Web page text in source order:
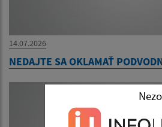
14.07.2026
NEDAJTE SA OKLAMAŤ